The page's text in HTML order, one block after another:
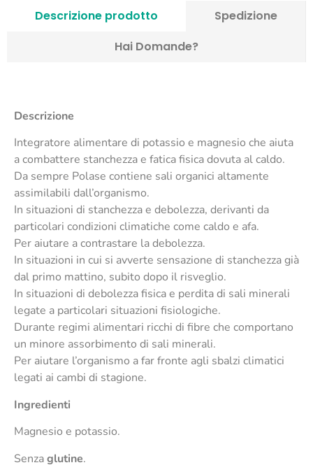
Descrizione prodotto
Spedizione
Hai Domande?
Descrizione
Integratore alimentare di potassio e magnesio che aiuta
a combattere stanchezza e fatica fisica dovuta al caldo.
Da sempre Polase contiene sali organici altamente
assimilabili dall’organismo.
In situazioni di stanchezza e debolezza, derivanti da
particolari condizioni climatiche come caldo e afa.
Per aiutare a contrastare la debolezza.
In situazioni in cui si avverte sensazione di stanchezza già
dal primo mattino, subito dopo il risveglio.
In situazioni di debolezza fisica e perdita di sali minerali
legate a particolari situazioni fisiologiche.
Durante regimi alimentari ricchi di fibre che comportano
un minore assorbimento di sali minerali.
Per aiutare l’organismo a far fronte agli sbalzi climatici
legati ai cambi di stagione.
Ingredienti
Magnesio e potassio.
Senzaglutine.